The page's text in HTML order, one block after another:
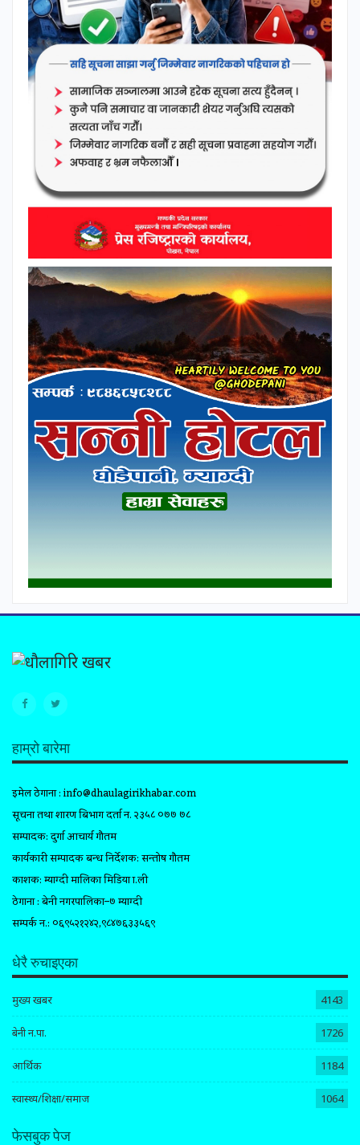
हाम्रो बारेमा
इमेल ठेगाना :info@dhaulagirikhabar.com
सूचना तथा प्रशारण बिभाग दर्ता न. २३५८ ०७७ ७८
सम्पादक: दुर्गा आचार्य गौतम
कार्यकारी सम्पादक प्रबन्ध निर्देशक: सन्तोष गौतम
प्रकाशक: म्याग्दी मालिका मिडिया प्रा.ली
ठेगाना : बेनी नगरपालिका–७ म्याग्दी
सम्पर्क न.: ०६९५२१२४२,९८४७६३३५६९
धेरै रुचाइएका
मुख्य खबर 4143
बेनी न.पा. 1726
आर्थिक 1184
स्वास्थ्य/शिक्षा/समाज 1064
फेसबुक पेज